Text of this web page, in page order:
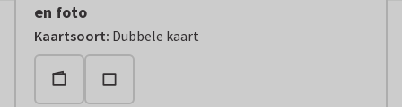
en foto
Kaartsoort: Dubbele kaart